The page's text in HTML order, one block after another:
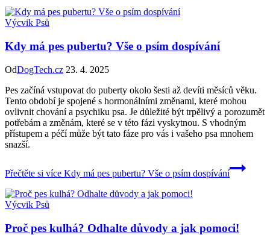
Výcvik Psů
Kdy má pes pubertu? Vše o psím dospívání
OdDogTech.cz 23. 4. 2025
Pes začíná vstupovat do puberty okolo šesti až devíti měsíců věku.
Tento období je spojené s hormonálními změnami, které mohou
ovlivnit chování a psychiku psa. Je důležité být trpělivý a porozumět
potřebám a změnám, které se v této fázi vyskytnou. S vhodným
přístupem a péčí může být tato fáze pro vás i vašeho psa mnohem
snazší.
Přečtěte si více Kdy má pes pubertu? Vše o psím dospívání
Výcvik Psů
Proč pes kulhá? Odhalte důvody a jak pomoci!